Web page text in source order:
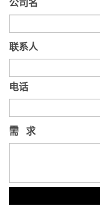
公司名
联系人
电话
需 求